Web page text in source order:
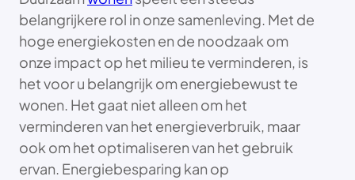
belangrijkere rol in onze samenleving. Met de
hoge energiekosten en de noodzaak om
onze impact op het milieu te verminderen, is
het voor u belangrijk om energiebewust te
wonen. Het gaat niet alleen om het
verminderen van het energieverbruik, maar
ook om het optimaliseren van het gebruik
ervan. Energiebesparing kan op